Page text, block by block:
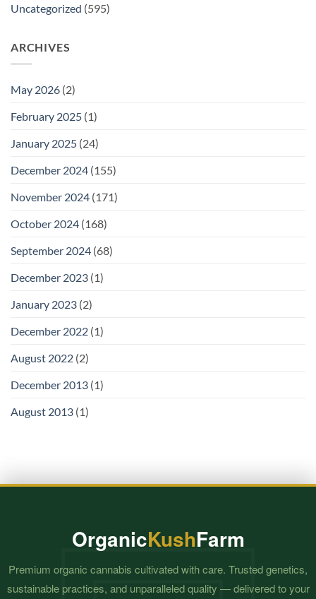
Uncategorized (595)
ARCHIVES
May 2026 (2)
February 2025 (1)
January 2025 (24)
December 2024 (155)
November 2024 (171)
October 2024 (168)
September 2024 (68)
December 2023 (1)
January 2023 (2)
December 2022 (1)
August 2022 (2)
December 2013 (1)
August 2013 (1)
OrganicKushFarm
Premium organic cannabis cultivated with care. Trusted genetics,
sustainable practices, and unparalleled quality — delivered to your